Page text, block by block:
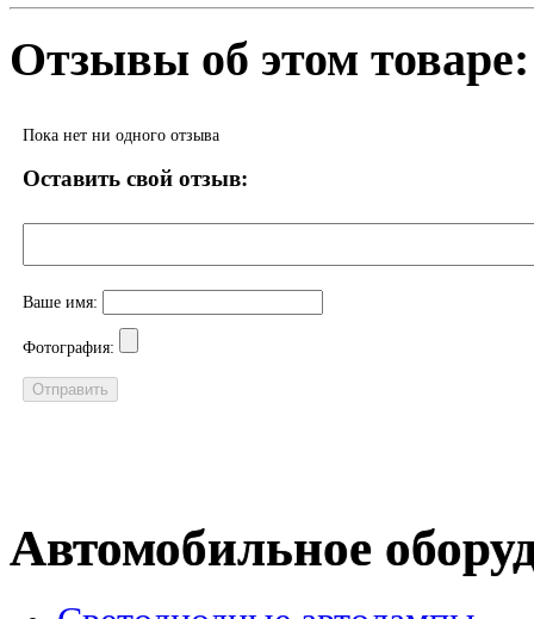
Отзывы об этом товаре:
Пока нет ни одного отзыва
Оставить свой отзыв:
Ваше имя:
Фотография:
Автомобильное